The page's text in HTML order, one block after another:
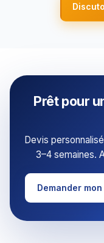
Prêt pour
Devis
3–4 semaines.
Demander